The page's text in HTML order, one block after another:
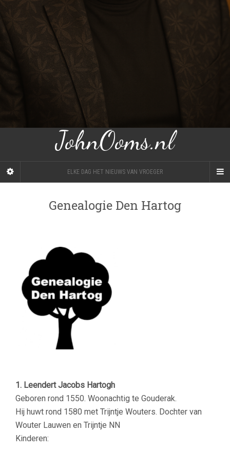
JohnOoms.nl
ELKE DAG HET NIEUWS VAN VROEGER
Genealogie Den Hartog
1. Leendert Jacobs Hartogh
Geboren rond 1550. Woonachtig te Gouderak.
Hij huwt rond 1580 met Trijntje Wouters. Dochter van
Wouter Lauwen en Trijntje NN
Kinderen: